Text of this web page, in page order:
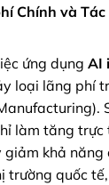
Chính và
ứng dụng AI
loại lãng phí
làm tăng trực
giảm khả năng
trường quốc